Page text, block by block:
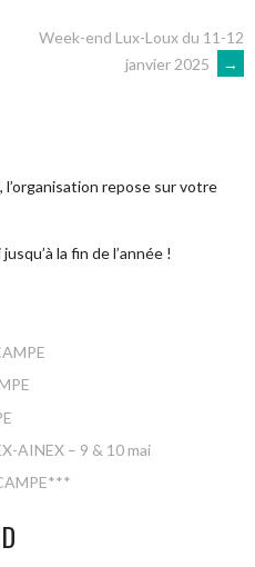
Week-end Lux-Loux du 11-12
janvier 2025
→
l’organisation repose sur votre
la fin de l’année !
AINEX – 9 & 10 mai